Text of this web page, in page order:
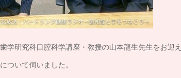
学研究科口腔科学講座・教授の山本龍生先生をお迎え
ついて伺いました。